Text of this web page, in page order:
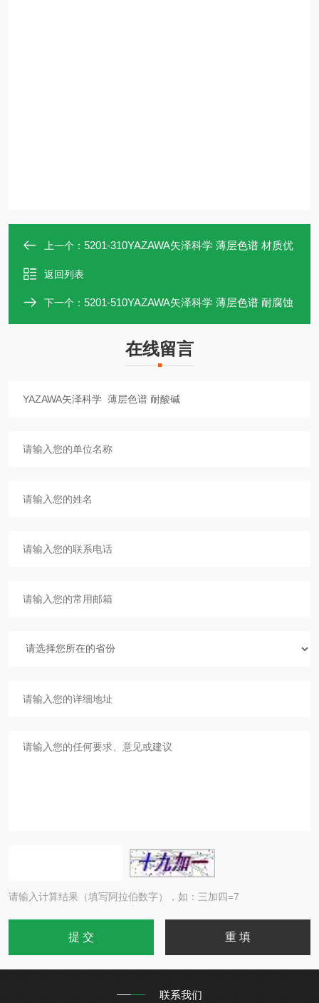
上一个： 5201-310YAZAWA矢泽科学 薄层色谱 材质优
返回列表
下一个： 5201-510YAZAWA矢泽科学 薄层色谱 耐腐蚀
在线留言
请输入计算结果（填写阿拉伯数字），如：三加四=7
联系我们